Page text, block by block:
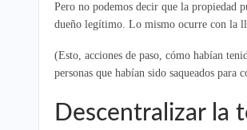
Pero no podemos decir que la propiedad
dueño legítimo. Lo mismo ocurre con la
(Esto, acciones de paso, cómo habían
personas que habían sido saqueados
Descentralizar la